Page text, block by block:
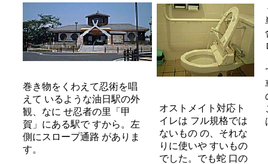
巻き物をくわえて忍術を唱
えて いるような油日駅の外
観、なに せ忍者の里「甲
賀」にある駅で すから。左
側にスロープ通路 がありま
す。
オストメイト対応ト
イレは フル規格では
ないもの の、それな
りに使いや すいもの
でした。でも蛇 口の